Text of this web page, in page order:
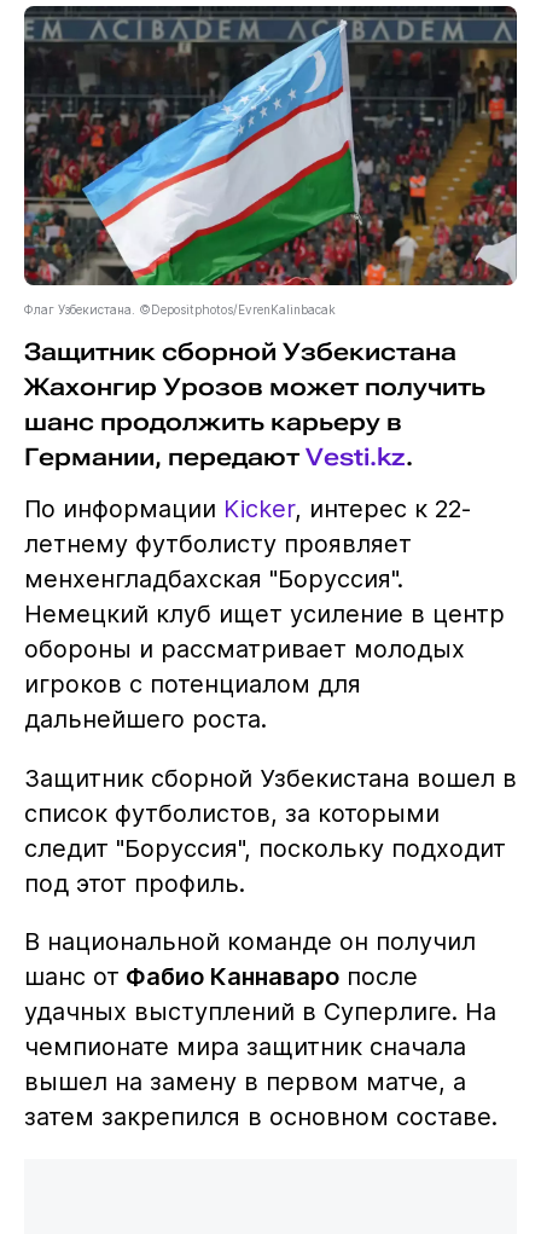
Флаг Узбекистана. ©Depositphotos/EvrenKalinbacak
Защитник сборной Узбекистана
Жахонгир Урозов может получить
шанс продолжить карьеру в
Германии, передают Vesti.kz.
По информации Kicker, интерес к 22-
летнему футболисту проявляет
менхенгладбахская "Боруссия".
Немецкий клуб ищет усиление в центр
обороны и рассматривает молодых
игроков с потенциалом для
дальнейшего роста.
Защитник сборной Узбекистана вошел в
список футболистов, за которыми
следит "Боруссия", поскольку подходит
под этот профиль.
В национальной команде он получил
шанс от Фабио Каннаваропосле
удачных выступлений в Суперлиге. На
чемпионате мира защитник сначала
вышел на замену в первом матче, а
затем закрепился в основном составе.